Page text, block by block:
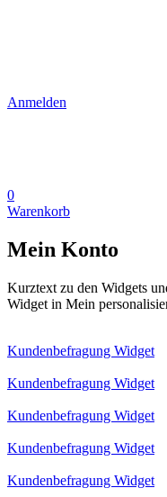
Anmelden
0
Warenkorb
Mein Konto
Kurztext zu den Widgets
Widget in Mein
Kundenbefragung Widget
Kundenbefragung Widget
Kundenbefragung Widget
Kundenbefragung Widget
Kundenbefragung Widget